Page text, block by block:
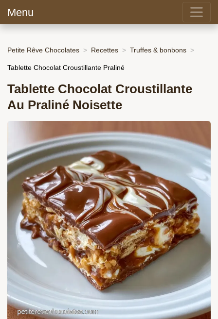
Menu
Petite Rêve Chocolates Recettes Truffes & bonbons
Tablette Chocolat Croustillante Praliné
Tablette Chocolat Croustillante
Au Praliné Noisette